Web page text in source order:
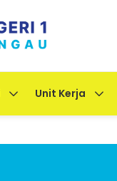
Unit Kerja